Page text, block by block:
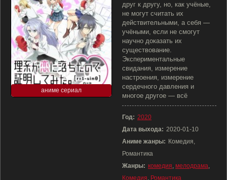
аниме сериал
друг к другу, но, как учёные,
не могут считать их
действительными, а себя —
учёными, если не смогут
научно доказать их
существование.
Экспериментальные
свидания, измерение
настроения, измерение
сердечного давления и
многое другое — всё
Год: 2020
Дата выхода: 2020-01-10
Аниме жанры: Комедия,
Романтика
Жанры: комедия, мелодрама,
Комедия, Романтика